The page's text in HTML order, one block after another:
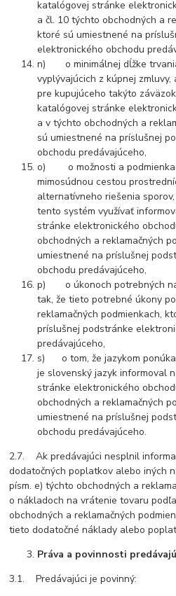
katalógovej stránke
a čl. 10 týchto obchodných a
ktoré sú umiestnené na
elektronického obchodu
n) o minimálnej dĺžke
vyplývajúcich z kúpnej
pre kupujúceho takýto
katalógovej stránke
a v týchto obchodných a
sú umiestnené na príslušnej
obchodu predávajúceho,
o) o možnosti a
mimosúdnou cestou
alternatívneho riešenia
tento systém využívať
stránke elektronického
obchodných a reklamačných
umiestnené na príslušnej
obchodu predávajúceho,
p) o úkonoch potrebných na
tak, že tieto potrebné úkony
reklamačných podmienkach,
príslušnej podstránke
predávajúceho,
s) o tom, že jazykom
je slovenský jazyk informoval
stránke elektronického
obchodných a reklamačných
umiestnené na príslušnej
obchodu predávajúceho.
2.7. Ak predávajúci nesplnil
dodatočných poplatkov alebo iných
písm. e) týchto obchodných a
o nákladoch na vrátenie tovaru
obchodných a reklamačných
tieto dodatočné náklady alebo
Práva a povinnosti
3.1. Predávajúci je povinný: